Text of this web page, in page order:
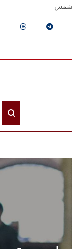
شمس
الرئيسيـة
القطاعـات